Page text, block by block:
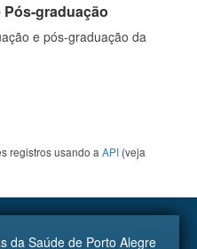
Pós-graduação
e pós-graduação da
registros usando a API (veja
da Saúde de Porto Alegre